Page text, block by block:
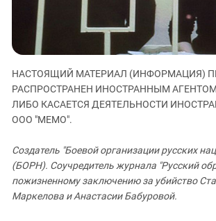
ЗАСТАВЛЯЕТ
КАВКАЗ ЗА
ИНАКОМЫСЛИЕ В
ПРЕСЛЕДОВАНИЕ
МОБИЛИЗАЦИЯ И
Дагестан
Ингушетия
Кабардино-Балкария
Калмыкия
Краснодарский край
Российская Федерация
Ростовская область
НАСТОЯЩИЙ МАТЕРИАЛ (ИНФОРМАЦИЯ)
РАСПРОСТРАНЕН ИНОСТРАННЫМ
ЛИБО КАСАЕТСЯ ДЕЯТЕЛЬНОСТИ
ООО "МЕМО".
Создатель "Боевой организации русских
(БОРН). Соучредитель журнала "Русский
пожизненному заключению за убийство
Маркелова и Анастасии Бабуровой.